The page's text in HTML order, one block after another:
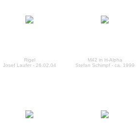
Rigel
Josef Laufer - 26.02.04
M42 in H-Alpha
Stefan Schimpf - ca. 1999